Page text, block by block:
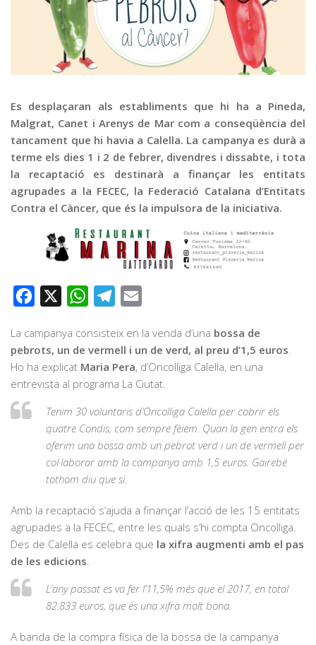
Publicitat
Es desplaçaran als establiments que hi ha a Pineda,
Malgrat, Canet i Arenys de Mar com a conseqüència del
tancament que hi havia a Calella. La campanya es durà a
terme els dies 1 i 2 de febrer, divendres i dissabte, i tota
la recaptació es destinarà a finançar les entitats
agrupades a la FECEC, la Federació Catalana d’Entitats
Contra el Càncer, que és la impulsora de la iniciativa.
Facebook WhatsAppTelegram
La campanya consisteix en la venda d’una bossa de
pebrots, un de vermell i un de verd, al preu d’1,5 euros
Ho ha explicat Maria Pera, d’Oncolliga Calella, en una
entrevista al programa La Ciutat.
Tenim 30 voluntaris d’Oncolliga Calella per cobrir els
quatre Condis, com sempre fèiem. Quan la gen entra els
oferim una bossa amb un pebrot verd i un de vermell per
col·laborar amb la campanya amb 1,5 euros. Gairebé
tothom diu que sí.
Amb la recaptació s’ajuda a finançar l’acció de les 15 entitats
agrupades a la FECEC, entre les quals s’hi compta Oncolliga.
Des de Calella es celebra que la xifra augmenti amb el pas
de les edicions
L’any passat es va fer l’11,5% més que el 2017, en total
82.833 euros, que és una xifra molt bona.
A banda de la compra física de la bossa de la campanya